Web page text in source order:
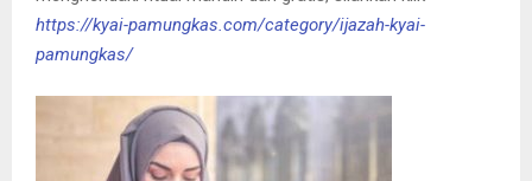
https://kyai-pamungkas.com/category/ijazah-kyai-
pamungkas/